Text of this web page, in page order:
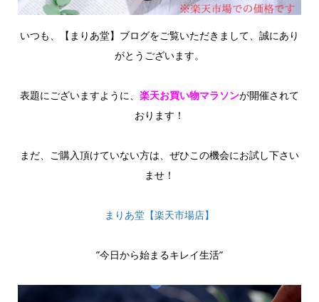
いつも、【まりあ堂】ブログをご覧いただきまして、誠にあり
がとうございます。
表題にございますように、 楽天お買い物マラソンが開催されて
おります！
まだ、ご購入頂けていない方は、ぜひこの機会にお試し下さい
ませ！
まりあ堂【楽天市場店】
”今日から始まるキレイ生活”